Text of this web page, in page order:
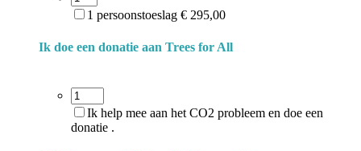
1 persoonstoeslag € 295,00
Ik doe een donatie aan Trees for All
Ik help mee aan het CO2 probleem en doe een
donatie .